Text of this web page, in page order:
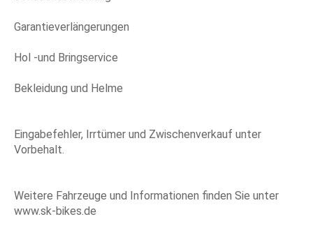
Garantieverlängerungen
Hol -und Bringservice
Bekleidung und Helme
Eingabefehler, Irrtümer und Zwischenverkauf unter
Vorbehalt.
Weitere Fahrzeuge und Informationen finden Sie unter
www.sk-bikes.de